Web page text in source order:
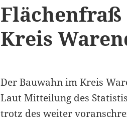
Kreis
Der Bauwahn im Kreis
Laut Mitteilung des
trotz des weiter